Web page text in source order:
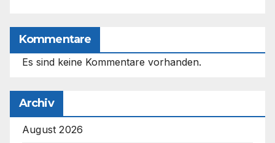
Kommentare
Es sind keine Kommentare vorhanden.
Archiv
August 2026